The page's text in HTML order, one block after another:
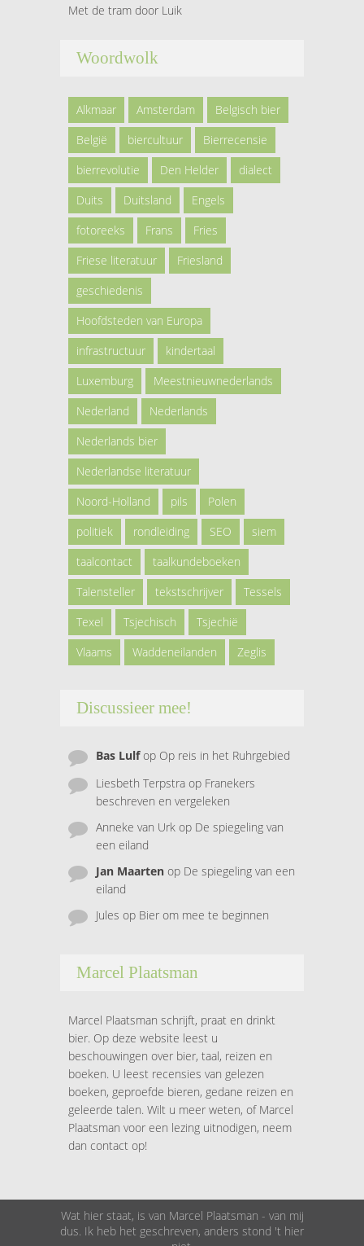
Met de tram door Luik
Woordwolk
Alkmaar Amsterdam
Belgisch bier
België
biercultuur
Bierrecensie
bierrevolutie
Den Helder
dialect
Duits
Duitsland
Engels
fotoreeks
Frans
Fries
Friese literatuur
Friesland
geschiedenis
Hoofdsteden van Europa
infrastructuur
kindertaal
Luxemburg
Meestnieuwnederlands
Nederland
Nederlands
Nederlands bier
Nederlandse literatuur
Noord-Holland
pils
Polen
politiek
rondleiding SEO
siem
taalcontact
taalkundeboeken
Talensteller
tekstschrijver
Tessels
Texel
Tsjechisch
Tsjechië
Vlaams
Waddeneilanden Zeglis
Discussieer mee!
Bas Lulfop Op reis in het Ruhrgebied
Liesbeth Terpstra op Franekers
beschreven en vergeleken
Anneke van Urk op De spiegeling van
een eiland
Jan Maarten op De spiegeling van een
eiland
Jules op Bier om mee te beginnen
Marcel Plaatsman
Marcel Plaatsman schrijft, praat en drinkt
bier. Op deze website leest u
beschouwingen over bier, taal, reizen en
boeken. U leest recensies van gelezen
boeken, geproefde bieren, gedane reizen en
geleerde talen. Wilt u meer weten, of Marcel
Plaatsman voor een lezing uitnodigen, neem
dan contact op!
Wat hier staat, is van Marcel Plaatsman - van mij
dus. Ik heb het geschreven, anders stond 't hier